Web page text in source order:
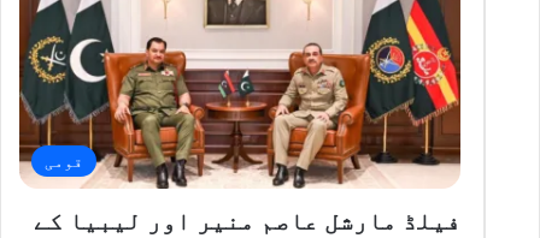
قومی
فیلڈ مارشل عاصم منیر اور لیبیا کے